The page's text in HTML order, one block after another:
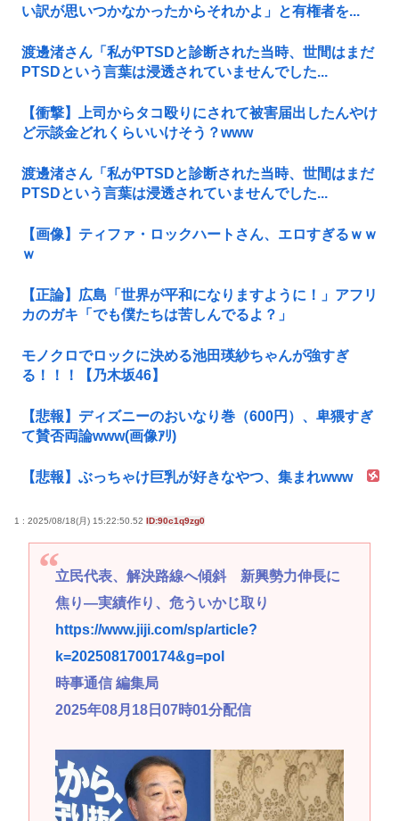
い訳が思いつかなかったからそれかよ」と有権者を...
渡邊渚さん「私がPTSDと診断された当時、世間はまだ
PTSDという言葉は浸透されていませんでした...
【衝撃】上司からタコ殴りにされて被害届出したんやけ
ど示談金どれくらいいけそう？www
渡邊渚さん「私がPTSDと診断された当時、世間はまだ
PTSDという言葉は浸透されていませんでした...
【画像】ティファ・ロックハートさん、エロすぎるｗｗ
ｗ
【正論】広島「世界が平和になりますように！」アフリ
カのガキ「でも僕たちは苦しんでるよ？」
モノクロでロックに決める池田瑛紗ちゃんが強すぎ
る！！！【乃木坂46】
【悲報】ディズニーのおいなり巻（600円）、卑猥すぎ
て賛否両論www(画像ｱﾘ)
【悲報】ぶっちゃけ巨乳が好きなやつ、集まれwww
1 : 2025/08/18(月) 15:22:50.52 ID:90c1q9zg0
立民代表、解決路線へ傾斜 新興勢力伸長に
焦り―実績作り、危ういかじ取り
https://www.jiji.com/sp/article?
k=2025081700174&g=pol
時事通信 編集局
2025年08月18日07時01分配信